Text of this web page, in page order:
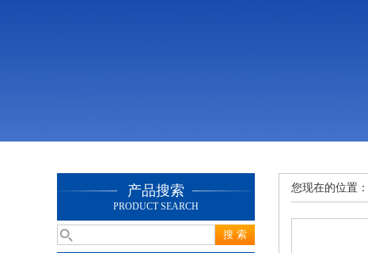
产品搜索
PRODUCT SEARCH
您现在的位置：